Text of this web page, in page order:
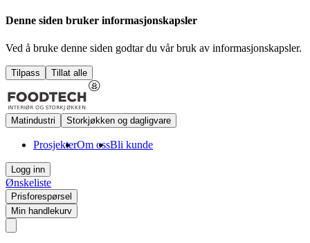
Denne siden bruker informasjonskapsler
Ved å bruke denne siden godtar du vår bruk av informasjonskapsler.
Tilpass Tillat alle
Matindustri Storkjøkken og dagligvare
ProsjekterOm ossBli kunde
Logg inn
Ønskeliste
Prisforespørsel
Min handlekurv